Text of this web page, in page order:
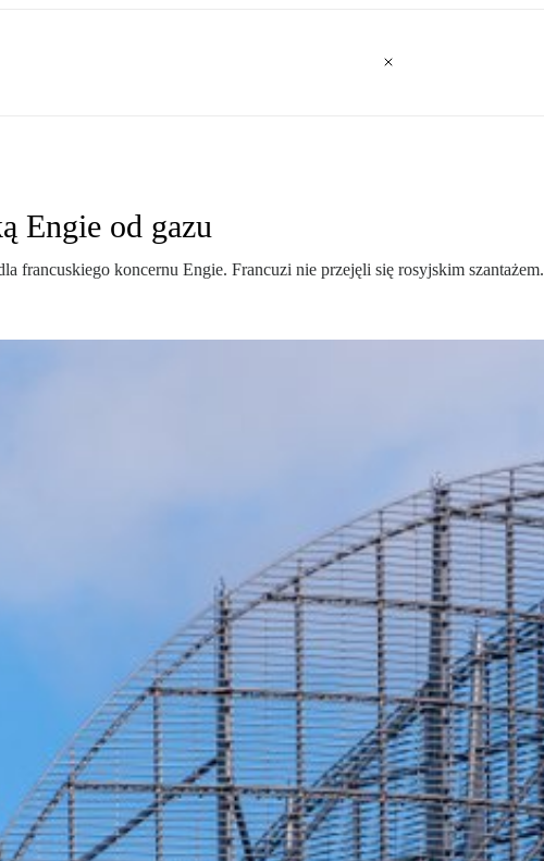
Engie od gazu
francuskiego koncernu Engie. Francuzi nie przejęli się rosyjskim szantażem.